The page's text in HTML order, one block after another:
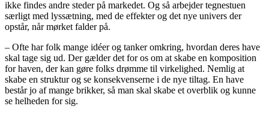
ikke findes andre steder på markedet. Og så arbejder tegnestuen
særligt med lyssætning, med de effekter og det nye univers der
opstår, når mørket falder på.
– Ofte har folk mange idéer og tanker omkring, hvordan deres have
skal tage sig ud. Der gælder det for os om at skabe en komposition
for haven, der kan gøre folks drømme til virkelighed. Nemlig at
skabe en struktur og se konsekvenserne i de nye tiltag. En have
består jo af mange brikker, så man skal skabe et overblik og kunne
se helheden for sig.